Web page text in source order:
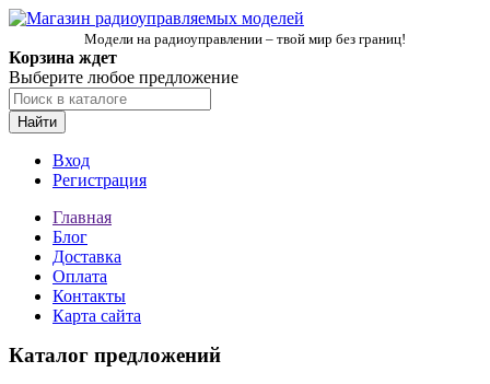
Модели на радиоуправлении – твой мир без границ!
Корзина ждет
Выберите любое предложение
Найти
Вход
Регистрация
Главная
Блог
Доставка
Оплата
Контакты
Карта сайта
Каталог предложений